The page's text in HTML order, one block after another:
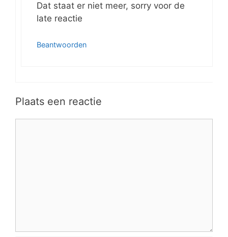
Dat staat er niet meer, sorry voor de
late reactie
Beantwoorden
Plaats een reactie